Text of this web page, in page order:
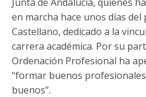
en marcha hace unos días
Castellano, dedicado a la
carrera académica. Por su
Ordenación Profesional ha
“formar buenos
buenos”.